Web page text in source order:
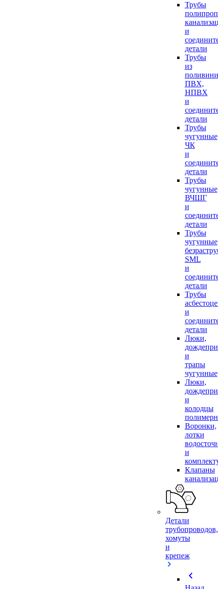
Трубы
и
детали
Трубы
из
ПВХ,
НПВХ
и
детали
Трубы
чугунные
ЧК
и
детали
Трубы
чугунные
ВЧШГ
и
детали
Трубы
чугунные
SML
и
детали
Трубы
и
детали
Люки,
и
трапы
чугунные
Люки,
и
колодцы
Воронки,
лотки
и
Клапаны
Детали
трубопроводов,
хомуты
и
крепеж
chevron_left